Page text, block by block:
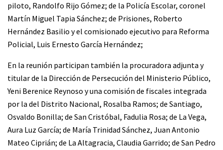
piloto, Randolfo Rijo Gómez; de la Policía Escolar, coronel
Martín Miguel Tapia Sánchez; de Prisiones, Roberto
Hernández Basilio y el comisionado ejecutivo para Reforma
Policial, Luis Ernesto García Hernández;
En la reunión participan también la procuradora adjunta y
titular de la Dirección de Persecución del Ministerio Público,
Yeni Berenice Reynoso y una comisión de fiscales integrada
por la del Distrito Nacional, Rosalba Ramos; de Santiago,
Osvaldo Bonilla; de San Cristóbal, Fadulia Rosa; de La Vega,
Aura Luz García; de María Trinidad Sánchez, Juan Antonio
Mateo Ciprián; de La Altagracia, Claudia Garrido; de San Pedro